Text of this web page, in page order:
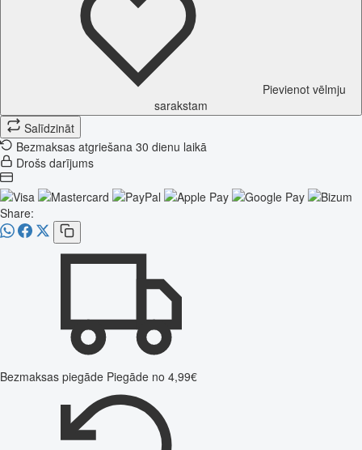
Pievienot vēlmju
sarakstam
Salīdzināt
Bezmaksas atgriešana 30 dienu laikā
Drošs darījums
Share:
Bezmaksas piegāde Piegāde no 4,99€